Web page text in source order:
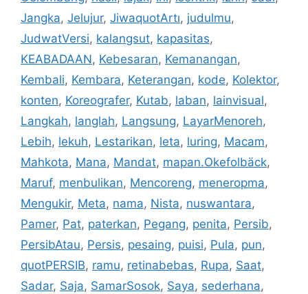
Jangka, Jelujur, JiwaquotArtı, judulmu,
JudwatVersi, kalangsut, kapasitas,
KEABADAAN, Kebesaran, Kemanangan,
Kembali, Kembara, Keterangan, kode, Kolektor,
konten, Koreografer, Kutab, laban, lainvisual,
Langkah, langlah, Langsung, LayarMenoreh,
Lebih, lekuh, Lestarikan, leta, luring, Macam,
Mahkota, Mana, Mandat, mapan.Okefolbäck,
Maruf, menbulikan, Mencoreng, meneropma,
Mengukir, Meta, nama, Nista, nuswantara,
Pamer, Pat, paterkan, Pegang, penita, Persib,
PersibAtau, Persis, pesaing, puisi, Pula, pun,
quotPERSIB, ramu, retinabebas, Rupa, Saat,
Sadar, Saja, SamarSosok, Saya, sederhana,